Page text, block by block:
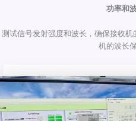
功率和
测试信号发射强度和波长，确保接收
机的波长